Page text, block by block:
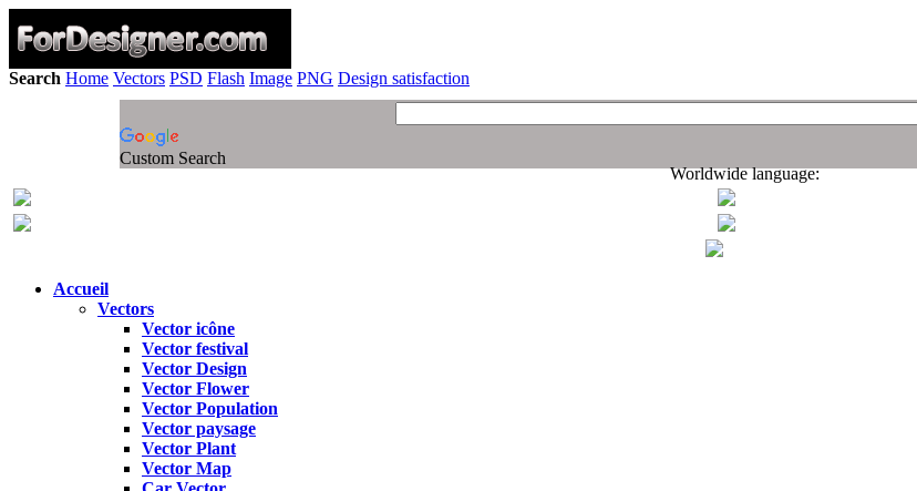
Search Home Vectors PSD Flash Image PNG Design satisfaction
Custom Search
Worldwide language:
Accueil
Vectors
Vector icône
Vector festival
Vector Design
Vector Flower
Vector Population
Vector paysage
Vector Plant
Vector Map